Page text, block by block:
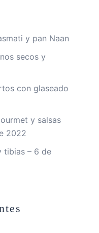
y pan Naan
secos y
con glaseado
y salsas
2022
tibias – 6 de